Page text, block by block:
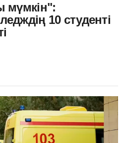
мүмкін":
10 студенті